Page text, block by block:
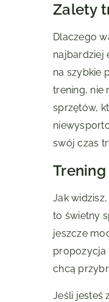
Zalety
Dlaczego
najbardziej
na szybkie
trening, nie
sprzętów,
swój czas
Trening
Jak
to świetny
jeszcze
propozycja
chcą
Jeśli jesteś